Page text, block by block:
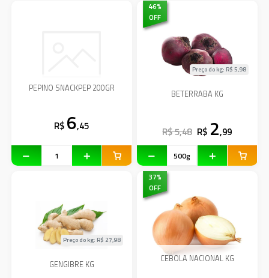
PEPINO SNACKPEP 200GR
R$ 6,45
46%
OFF
BETERRABA KG
Preço do kg: R$ 5,98
R$ 5,48 R$ 2,99
GENGIBRE KG
Preço do kg: R$ 27,98
37%
OFF
CEBOLA NACIONAL KG